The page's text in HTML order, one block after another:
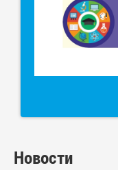
Новости